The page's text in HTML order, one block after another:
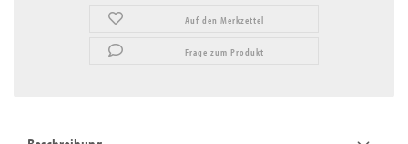
Auf den Merkzettel
Frage zum Produkt